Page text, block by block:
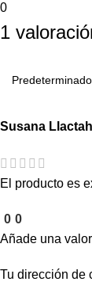
0
1
Susana
El producto es
0 0
Añade una
Tu dirección de